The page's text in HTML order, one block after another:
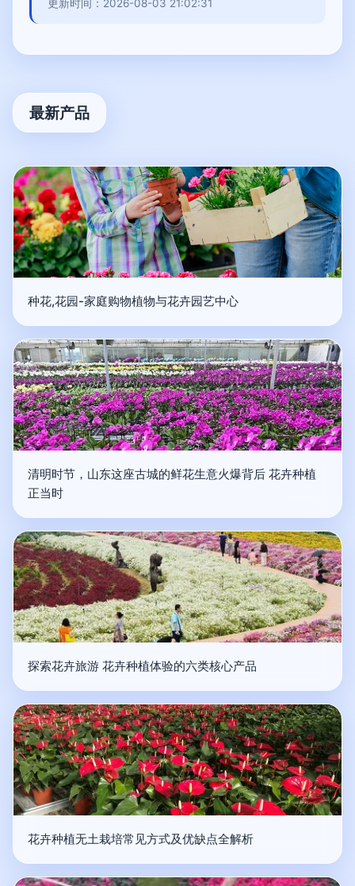
更新时间：2026-08-03 21:02:31
最新产品
种花,花园-家庭购物植物与花卉园艺中心
清明时节，山东这座古城的鲜花生意火爆背后 花卉种植
正当时
探索花卉旅游 花卉种植体验的六类核心产品
花卉种植无土栽培常见方式及优缺点全解析